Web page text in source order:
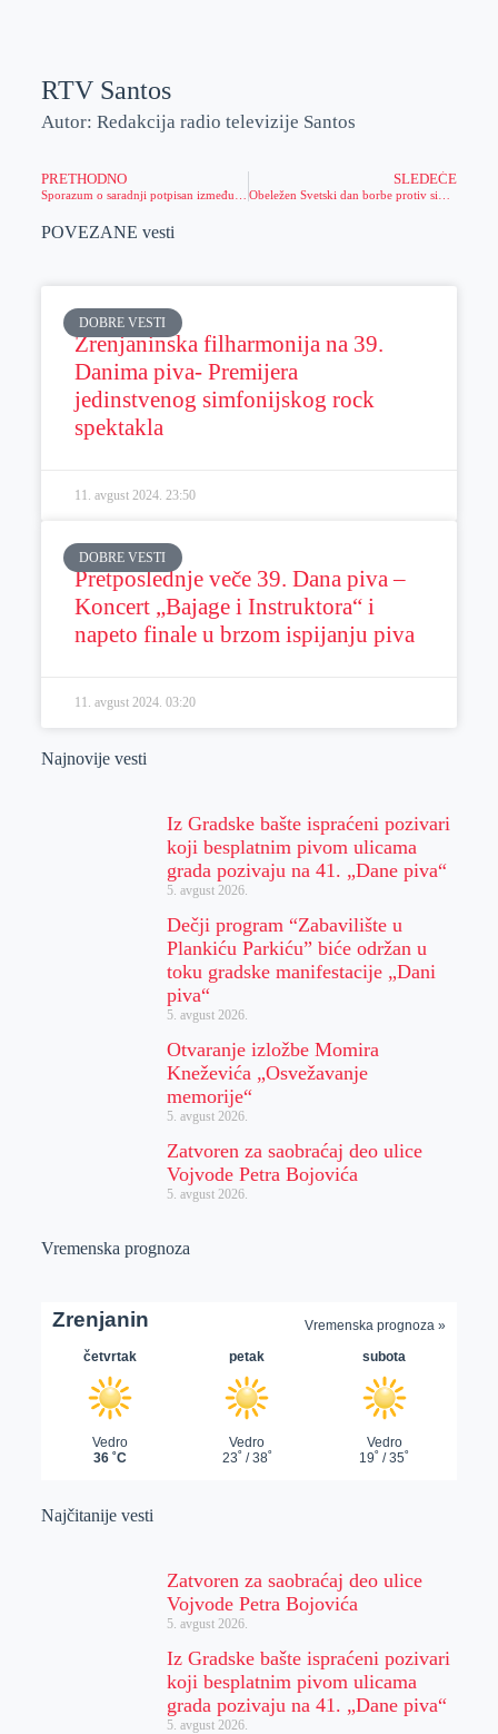
RTV Santos
Autor: Redakcija radio televizije Santos
PRETHODNO SLEDEĆE
POVEZANE vesti
DOBRE VESTI
Zrenjaninska filharmonija na 39.
Danima piva- Premijera
jedinstvenog simfonijskog rock
spektakla
11. avgust 2024. 23:50
DOBRE VESTI
Pretposlednje veče 39. Dana piva –
Koncert „Bajage i Instruktora“ i
napeto finale u brzom ispijanju piva
11. avgust 2024. 03:20
Najnovije vesti
Iz Gradske bašte ispraćeni pozivari
koji besplatnim pivom ulicama
grada pozivaju na 41. „Dane piva“
5. avgust 2026.
Dečji program “Zabavilište u
Plankiću Parkiću” biće održan u
toku gradske manifestacije „Dani
piva“
5. avgust 2026.
Otvaranje izložbe Momira
Kneževića „Osvežavanje
memorije“
5. avgust 2026.
Zatvoren za saobraćaj deo ulice
Vojvode Petra Bojovića
5. avgust 2026.
Vremenska prognoza
Najčitanije vesti
Zatvoren za saobraćaj deo ulice
Vojvode Petra Bojovića
5. avgust 2026.
Iz Gradske bašte ispraćeni pozivari
koji besplatnim pivom ulicama
grada pozivaju na 41. „Dane piva“
5. avgust 2026.